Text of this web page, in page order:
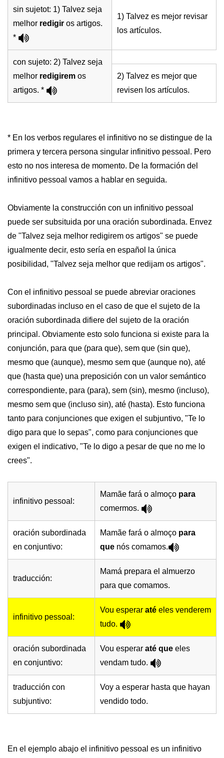
sin sujetot: 1) Talvez seja
melhor redigir os artigos.
*
1) Talvez es mejor revisar
los artículos.
con sujeto: 2) Talvez seja
melhor redigirem os
artigos. *
2) Talvez es mejor que
revisen los artículos.
* En los verbos regulares el infinitivo no se distingue de la
primera y tercera persona singular infinitivo pessoal. Pero
esto no nos interesa de momento. De la formación del
infinitivo pessoal vamos a hablar en seguida.
Obviamente la construcción con un infinitivo pessoal
puede ser subsituida por una oración subordinada. Envez
de "Talvez seja melhor redigirem os artigos" se puede
igualmente decir, esto sería en español la única
posibilidad, "Talvez seja melhor que redijam os artigos".
Con el infinitivo pessoal se puede abreviar oraciones
subordinadas incluso en el caso de que el sujeto de la
oración subordinada difiere del sujeto de la oración
principal. Obviamente esto solo funciona si existe para la
conjunción, para que (para que), sem que (sin que),
mesmo que (aunque), mesmo sem que (aunque no), até
que (hasta que) una preposición con un valor semántico
correspondiente, para (para), sem (sin), mesmo (incluso),
mesmo sem que (incluso sin), até (hasta). Esto funciona
tanto para conjunciones que exigen el subjuntivo, "Te lo
digo para que lo sepas", como para conjunciones que
exigen el indicativo, "Te lo digo a pesar de que no me lo
crees".
infinitivo pessoal:
Mamãe fará o almoço para
comermos.
oración subordinada
en conjuntivo:
Mamãe fará o almoço para
que nós comamos.
traducción:
Mamá prepara el almuerzo
para que comamos.
infinitivo pessoal:
Vou esperar até eles venderem
tudo.
oración subordinada
en conjuntivo:
Vou esperar até que eles
vendam tudo.
traducción con
subjuntivo:
Voy a esperar hasta que hayan
vendido todo.
En el ejemplo abajo el infinitivo pessoal es un infinitivo